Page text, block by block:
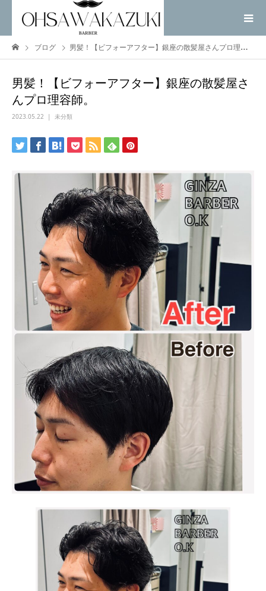
ブログ 男髪！【ビフォーアフター】銀座の散髪屋さんプロ理容師。
男髪！【ビフォーアフター】銀座の散髪屋さ
んプロ理容師。
2023.05.22 未分類